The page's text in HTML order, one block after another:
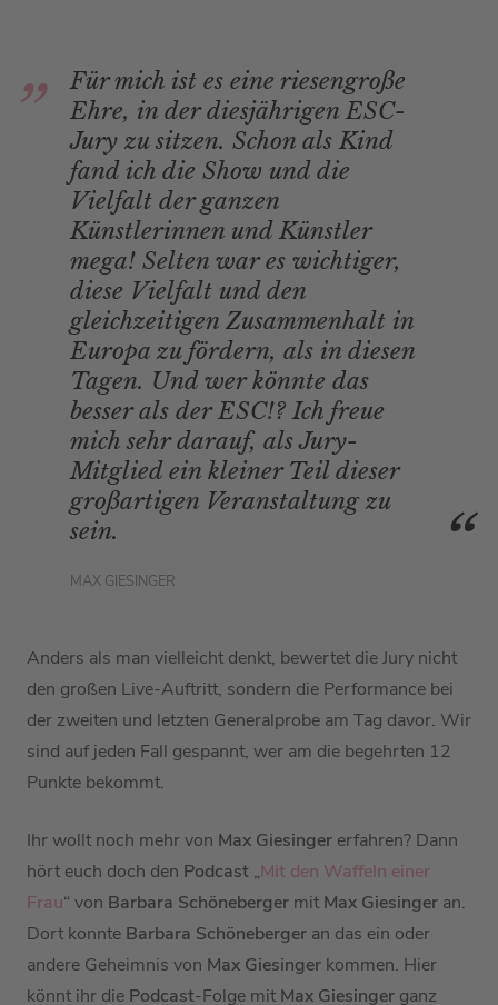
Für mich ist es eine riesengroße
Ehre, in der diesjährigen ESC-
Jury zu sitzen. Schon als Kind
fand ich die Show und die
Vielfalt der ganzen
Künstlerinnen und Künstler
mega! Selten war es wichtiger,
diese Vielfalt und den
gleichzeitigen Zusammenhalt in
Europa zu fördern, als in diesen
Tagen. Und wer könnte das
besser als der ESC!? Ich freue
mich sehr darauf, als Jury-
Mitglied ein kleiner Teil dieser
großartigen Veranstaltung zu
sein.
MAX GIESINGER
Anders als man vielleicht denkt, bewertet die Jury nicht
den großen Live-Auftritt, sondern die Performance bei
der zweiten und letzten Generalprobe am Tag davor. Wir
sind auf jeden Fall gespannt, wer am die begehrten 12
Punkte bekommt.
Ihr wollt noch mehr von Max Giesinger erfahren? Dann
hört euch doch den Podcast „Mit den Waffeln einer
Frau“ von Barbara Schöneberger mit Max Giesinger an.
Dort konnte Barbara Schöneberger an das ein oder
andere Geheimnis von Max Giesinger kommen. Hier
könnt ihr die Podcast-Folge mit Max Giesinger ganz